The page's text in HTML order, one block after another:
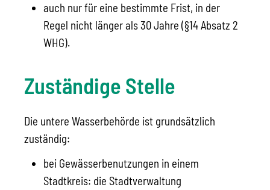
auch nur für eine bestimmte Frist, in der
Regel nicht länger als 30 Jahre (§14 Absatz 2
WHG).
Zuständige Stelle
Die untere Wasserbehörde ist grundsätzlich
zuständig:
bei Gewässerbenutzungen in einem
Stadtkreis: die Stadtverwaltung